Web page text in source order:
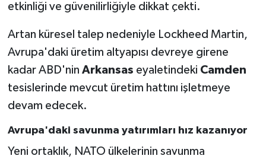
etkinliği ve güvenilirliğiyle dikkat çekti.
Artan küresel talep nedeniyle Lockheed Martin,
Avrupa'daki üretim altyapısı devreye girene
kadar ABD'nin Arkansas eyaletindeki Camden
tesislerinde mevcut üretim hattını işletmeye
devam edecek.
Avrupa'daki savunma yatırımları hız kazanıyor
Yeni ortaklık, NATO ülkelerinin savunma